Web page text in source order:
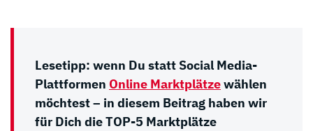
Lesetipp: wenn Du statt Social Media-
Plattformen Online Marktplätzewählen
möchtest – in diesem Beitrag haben wir
für Dich die TOP-5 Marktplätze